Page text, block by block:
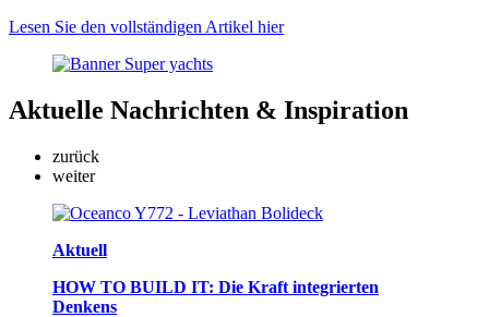
Lesen Sie den vollständigen Artikel hier
Aktuelle Nachrichten & Inspiration
zurück
weiter
Aktuell
HOW TO BUILD IT: Die Kraft integrierten
Denkens